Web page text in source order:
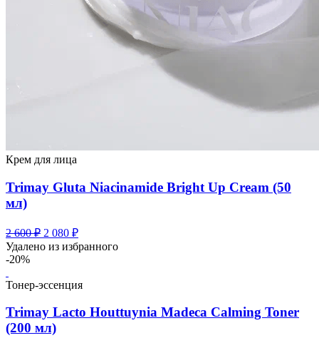
Крем для лица
Trimay Gluta Niacinamide Bright Up Cream (50
мл)
2 600₽ Первоначальная
цена
составляла
600 ₽.
2 080 ₽Текущая
цена:
2
Удалено из избранного
-20%
Тонер-эссенция
Trimay Lacto Houttuynia Madeca Calming Toner
(200 мл)